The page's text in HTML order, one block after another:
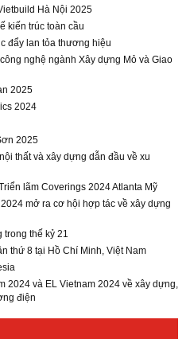
Hà Nội 2025
kiến trúc toàn cầu
đẩy lan tỏa thương hiệu
nghệ ngành Xây dựng Mỏ và Giao
2025
2024
2025
thất và xây dựng dẫn đầu về xu
lãm Coverings 2024 Atlanta Mỹ
mở ra cơ hội hợp tác về xây dựng
trong thế kỷ 21
thứ 8 tại Hồ Chí Minh, Việt Nam
2024 và EL Vietnam 2024 về xây dựng,
điện